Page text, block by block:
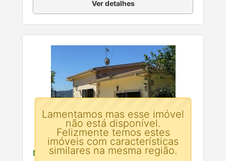
Ver detalhes
Moradia T4 para venda
Lamentamos mas esse imóvel
não está disponível.
Felizmente temos estes
imóveis com características
similares na mesma região.